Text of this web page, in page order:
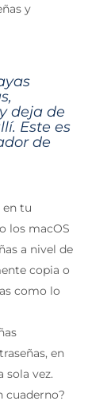
y
deja de
Este es
de
en tu
los macOS
a nivel de
copia o
como lo
en
sola vez.
cuaderno?